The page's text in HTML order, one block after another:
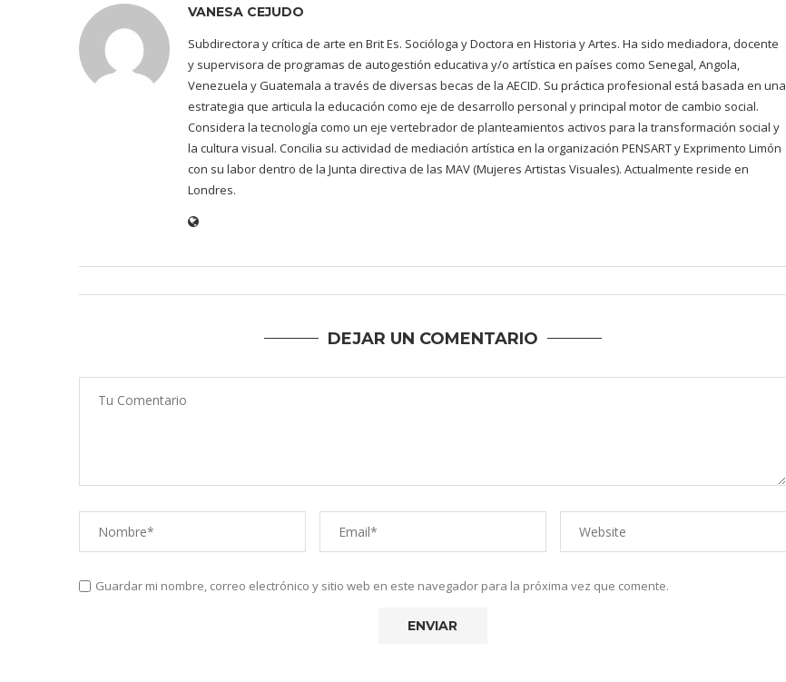
VANESA CEJUDO
Subdirectora y crítica de arte en Brit Es. Socióloga y Doctora en Historia y Artes. Ha sido mediadora, docente
y supervisora de programas de autogestión educativa y/o artística en países como Senegal, Angola,
Venezuela y Guatemala a través de diversas becas de la AECID. Su práctica profesional está basada en una
estrategia que articula la educación como eje de desarrollo personal y principal motor de cambio social.
Considera la tecnología como un eje vertebrador de planteamientos activos para la transformación social y
la cultura visual. Concilia su actividad de mediación artística en la organización PENSART y Exprimento Limón
con su labor dentro de la Junta directiva de las MAV (Mujeres Artistas Visuales). Actualmente reside en
Londres.
DEJAR UN COMENTARIO
Guardar mi nombre, correo electrónico y sitio web en este navegador para la próxima vez que comente.